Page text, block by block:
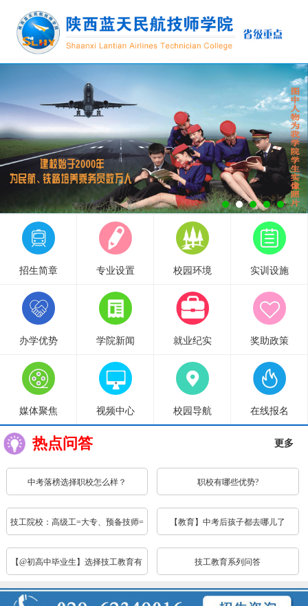
招生简章 专业设置 校园环境 实训设施
办学优势 学院新闻 就业纪实 奖助政策
媒体聚焦 视频中心 校园导航 在线报名
热点问答 更多
中考落榜选择职校怎么样？ 职校有哪些优势?
技工院校：高级工=大专、预备技师=
本科，待遇、公...
【教育】中考后孩子都去哪儿了
【@初高中毕业生】选择技工教育有
哪些优惠政策，...
技工教育系列问答